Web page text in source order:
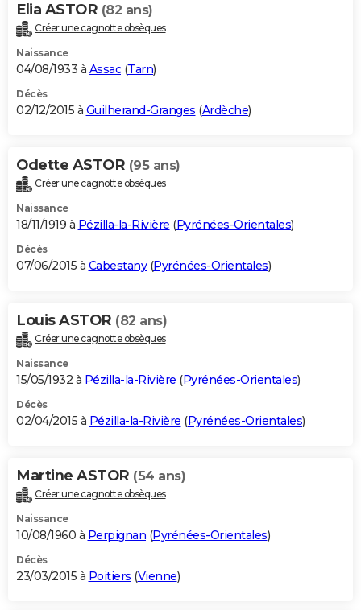
Elia ASTOR (82 ans)
Créer une cagnotte obsèques
Naissance
04/08/1933 à Assac(Tarn)
Décès
02/12/2015 à Guilherand-Granges (Ardèche)
Odette ASTOR (95 ans)
Créer une cagnotte obsèques
Naissance
18/11/1919 à Pézilla-la-Rivière (Pyrénées-Orientales)
Décès
07/06/2015 à Cabestany(Pyrénées-Orientales)
Louis ASTOR (82 ans)
Créer une cagnotte obsèques
Naissance
15/05/1932 à Pézilla-la-Rivière (Pyrénées-Orientales)
Décès
02/04/2015 à Pézilla-la-Rivière (Pyrénées-Orientales)
Martine ASTOR (54 ans)
Créer une cagnotte obsèques
Naissance
10/08/1960 à Perpignan (Pyrénées-Orientales)
Décès
23/03/2015 à Poitiers (Vienne)